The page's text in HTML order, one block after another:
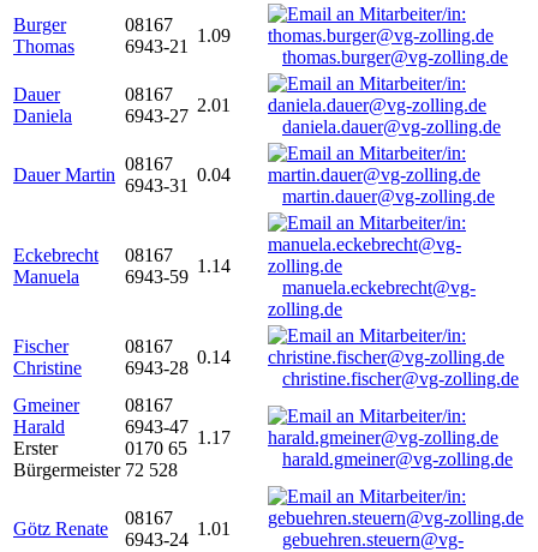
Burger
Thomas
08167
6943-21
1.09
thomas.burger@vg-zolling.de
Dauer
Daniela
08167
6943-27
2.01
daniela.dauer@vg-zolling.de
Dauer Martin
08167
6943-31
0.04
martin.dauer@vg-zolling.de
Eckebrecht
Manuela
08167
6943-59
1.14
manuela.eckebrecht@vg-
zolling.de
Fischer
Christine
08167
6943-28
0.14
christine.fischer@vg-zolling.de
Gmeiner
Harald
Erster
Bürgermeister
08167
6943-47
0170 65
72 528
1.17
harald.gmeiner@vg-zolling.de
Götz Renate
08167
6943-24
1.01
gebuehren.steuern@vg-